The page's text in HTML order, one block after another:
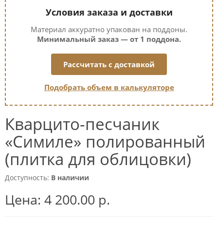
Условия заказа и доставки
Материал аккуратно упакован на поддоны.
Минимальный заказ — от 1 поддона.
Рассчитать с доставкой
Подобрать объем в калькуляторе
Кварцито-песчаник
«Симиле» полированный
(плитка для облицовки)
Доступность: В наличии
Цена: 4 200.00 р.